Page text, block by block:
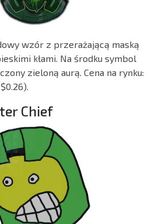
wzór z przerażającą maską
kłami. Na środku symbol
zieloną aurą. Cena na rynku:
Chief